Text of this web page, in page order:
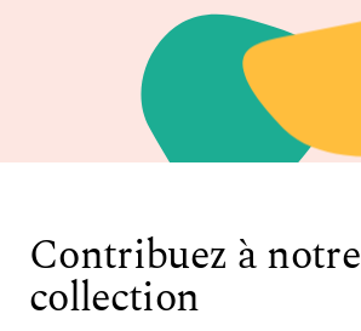
Contribuez à notre
collection